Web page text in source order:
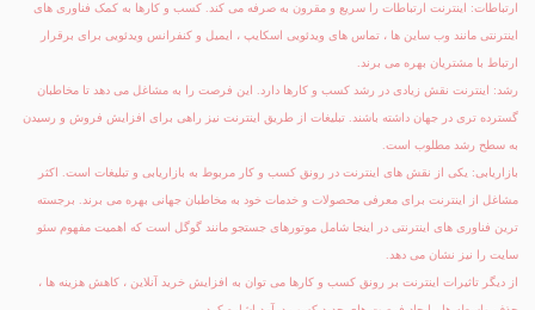
ارتباطات: اینترنت ارتباطات را سریع و مقرون به صرفه می کند. کسب و کارها به کمک فناوری های
اینترنتی مانند وب ساین ها ، تماس های ویدئویی اسکایپ ، ایمیل و کنفرانس ویدئویی برای برقرار
ارتباط با مشتریان بهره می برند.
رشد: اینترنت نقش زیادی در رشد کسب و کارها دارد. این فرصت را به مشاغل می دهد تا مخاطبان
گسترده تری در جهان داشته باشند. تبلیغات از طریق اینترنت نیز راهی برای افزایش فروش و رسیدن
به سطح رشد مطلوب است.
بازاریابی: یکی از نقش های اینترنت در رونق کسب و کار مربوط به بازاریابی و تبلیغات است. اکثر
مشاغل از اینترنت برای معرفی محصولات و خدمات خود به مخاطبان جهانی بهره می برند. برجسته
ترین فناوری های اینترنتی در اینجا شامل موتورهای جستجو مانندگوگل است که اهمیت مفهوم سئو
سایت را نیز نشان می دهد.
از دیگر تاثیرات اینترنت بر رونق کسب و کارها می توان به افزایش خرید آنلاین ، کاهش هزینه ها ،